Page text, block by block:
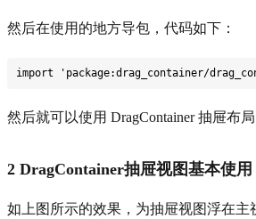
然后在使用的地方导包，代码如下：
import 'package:drag_container/
然后就可以使用 DragContainer 抽屉布局
2 DragContainer抽屉视图基本使用
如上图所示的效果，为抽屉视图浮在主